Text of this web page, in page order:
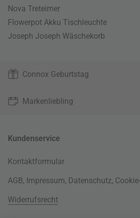
Nova Treteimer
Flowerpot Akku Tischleuchte
Joseph Joseph Wäschekorb
Connox Geburtstag
Markenliebling
Kundenservice
Kontaktformular
AGB, Impressum, Datenschutz,
Widerrufsrecht